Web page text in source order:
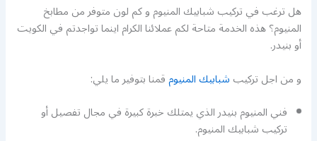
هل ترغب في تركيب شبابيك المنيوم و كم لون متوفر من مطابخ
المنيوم؟ هذه الخدمة متاحة لكم عملائنا الكرام اينما تواجدتم في الكويت
أو بنيدر.
و من اجل تركيبشبابيك المنيومقمنا بتوفير ما يلي:
فني المنيوم بنيدر الذي يمتلك خبرة كبيرة في مجال تفصيل أو
تركيب شبابيك المنيوم.